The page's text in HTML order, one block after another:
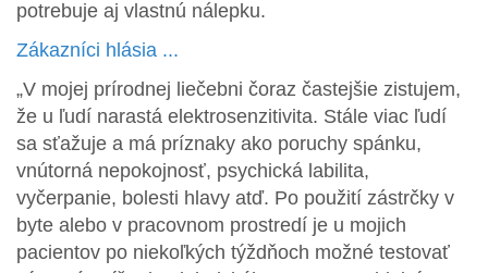
potrebuje aj vlastnú nálepku.
Zákazníci hlásia ...
„V mojej prírodnej liečebni čoraz častejšie zistujem,
že u ľudí narastá elektrosenzitivita. Stále viac ľudí
sa sťažuje a má príznaky ako poruchy spánku,
vnútorná nepokojnosť, psychická labilita,
vyčerpanie, bolesti hlavy atď. Po použití zástrčky v
byte alebo v pracovnom prostredí je u mojich
pacientov po niekoľkých týždňoch možné testovať